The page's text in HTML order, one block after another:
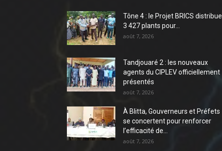
Tône 4 : le Projet BRICS distribue
3 427 plants pour...
août 7, 2026
Tandjouaré 2 : les nouveaux
agents du CIPLEV officiellement
présentés
août 7, 2026
À Blitta, Gouverneurs et Préfets
se concertent pour renforcer
l’efficacité de...
août 7, 2026